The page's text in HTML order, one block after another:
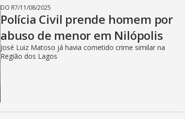
DO R7/11/08/2025
Polícia Civil prende homem por
abuso de menor em Nilópolis
José Luiz Matoso já havia cometido crime similar na
Região dos Lagos